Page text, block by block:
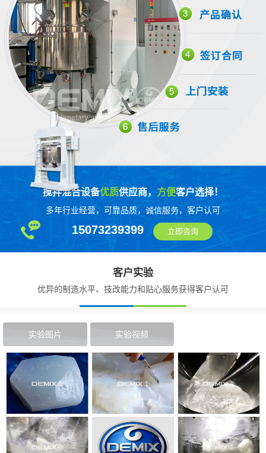
搅拌混合设备优质供应商， 方便客户选择！
多年行业经营，可靠品质，诚信服务，客户认可
15073239399 立即咨询
客户实验
优异的制造水平、技改能力和贴心服务获得客户认可
实验图片 实验视频